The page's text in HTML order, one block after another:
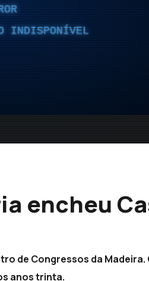
INDISPONÍVEL
encheu
de Congressos da
anos trinta.